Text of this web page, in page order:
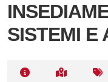
SISTEMI E